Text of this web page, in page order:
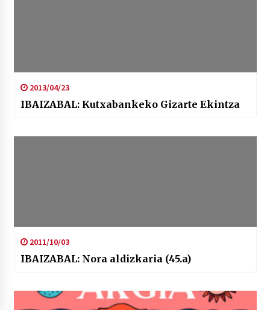
2013/04/23
IBAIZABAL: Kutxabankeko Gizarte Ekintza
2011/10/03
IBAIZABAL: Nora aldizkaria (45.a)